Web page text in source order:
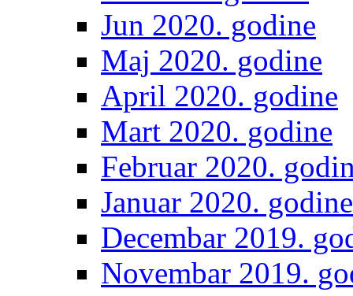
Jun 2020. godine
Maj 2020. godine
April 2020. godine
Mart 2020. godine
Februar 2020.
Januar 2020. godine
Decembar 2019.
Novembar 2019.